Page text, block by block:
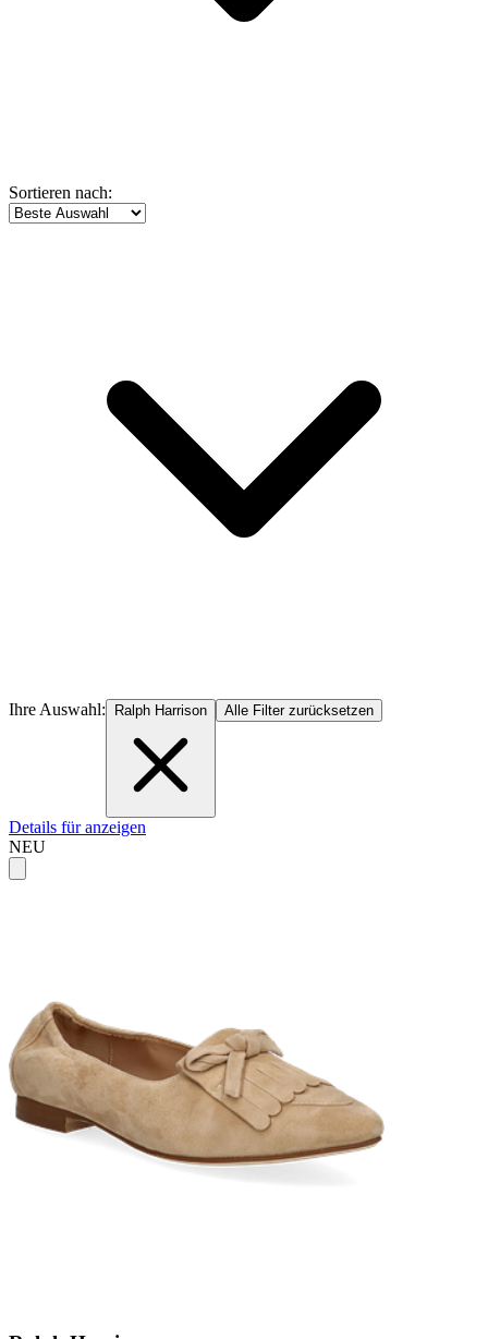
Sortieren nach:
Ihre Auswahl: Ralph Harrison Alle Filter zurücksetzen
Details für anzeigen
NEU